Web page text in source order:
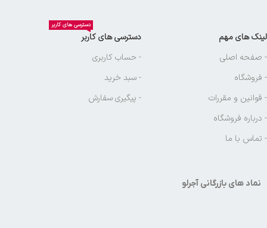
لینک های مهم
- صفحه اصلی
- فروشگاه
- قوانین و مقررات
- درباره فروشگاه
- تماس با ما
دسترسی های کاربر
دسترسی های کاربر
- حساب کاربری
- سبد خرید
- پیگیری سفارش
نماد های بازرگانی آجرلو